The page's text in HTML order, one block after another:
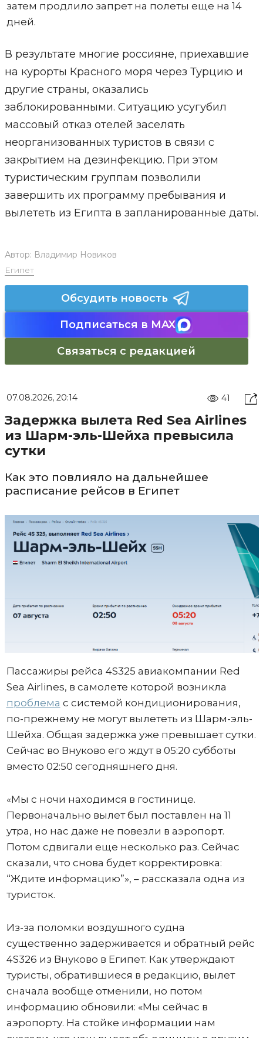
затем продлило запрет на полеты еще на 14
дней.
В результате многие россияне, приехавшие
на курорты Красного моря через Турцию и
другие страны, оказались
заблокированными. Ситуацию усугубил
массовый отказ отелей заселять
неорганизованных туристов в связи с
закрытием на дезинфекцию. При этом
туристическим группам позволили
завершить их программу пребывания и
вылететь из Египта в запланированные даты.
Автор: Владимир Новиков
Египет
Обсудить новость
Подписаться в MAX
Связаться с редакцией
07.08.2026, 20:14 41
Задержка вылета Red Sea Airlines
из Шарм-эль-Шейха превысила
сутки
Как это повлияло на дальнейшее
расписание рейсов в Египет
Пассажиры рейса 4S325 авиакомпании Red
Sea Airlines, в самолете которой возникла
проблема с системой кондиционирования,
по-прежнему не могут вылететь из Шарм-эль-
Шейха. Общая задержка уже превышает сутки.
Сейчас во Внуково его ждут в 05:20 субботы
вместо 02:50 сегодняшнего дня.
«Мы с ночи находимся в гостинице.
Первоначально вылет был поставлен на 11
утра, но нас даже не повезли в аэропорт.
Потом сдвигали еще несколько раз. Сейчас
сказали, что снова будет корректировка:
“Ждите информацию”», – рассказала одна из
туристок.
Из-за поломки воздушного судна
существенно задерживается и обратный рейс
4S326 из Внуково в Египет. Как утверждают
туристы, обратившиеся в редакцию, вылет
сначала вообще отменили, но потом
информацию обновили: «Мы сейчас в
аэропорту. На стойке информации нам